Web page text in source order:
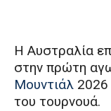
Η Αυστραλία
στην πρώτη
Μουντιάλ 2026
του τουρνουά.